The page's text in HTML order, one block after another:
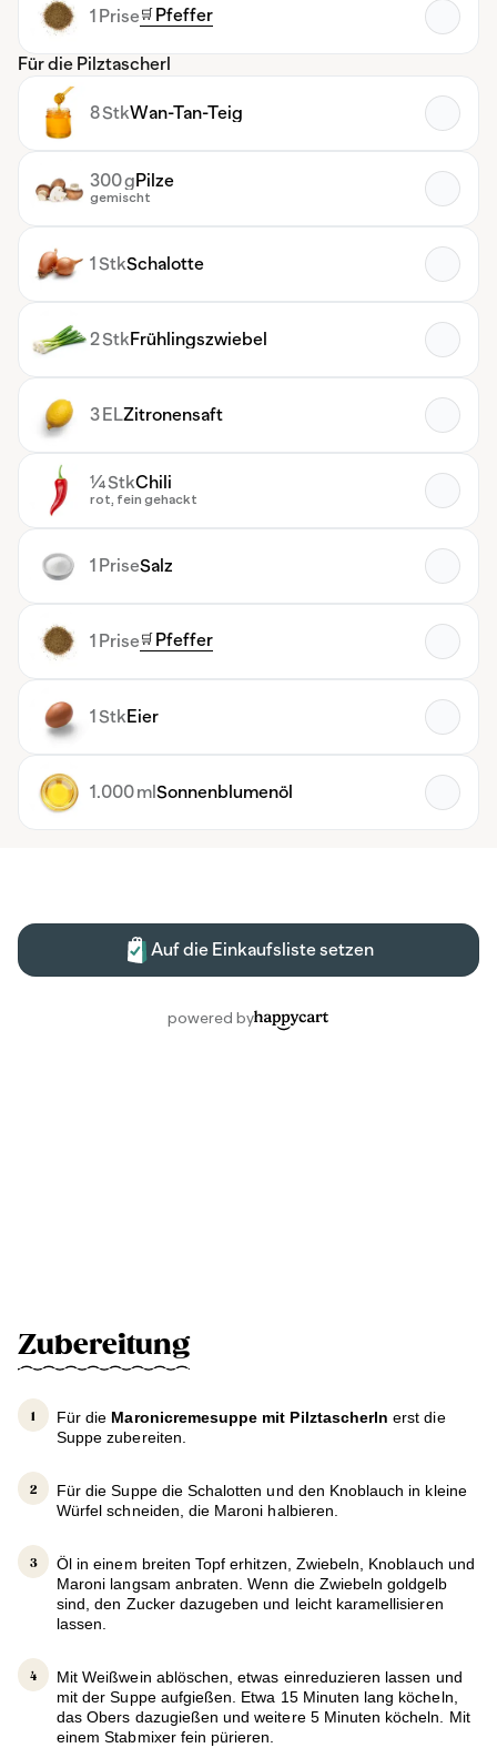
Zubereitung
Für die Maronicremesuppe mit Pilztascherln erst die
Suppe zubereiten.
Für die Suppe die Schalotten und den Knoblauch in kleine
Würfel schneiden, die Maroni halbieren.
Öl in einem breiten Topf erhitzen, Zwiebeln, Knoblauch und
Maroni langsam anbraten. Wenn die Zwiebeln goldgelb
sind, den Zucker dazugeben und leicht karamellisieren
lassen.
Mit Weißwein ablöschen, etwas einreduzieren lassen und
mit der Suppe aufgießen. Etwa 15 Minuten lang köcheln,
das Obers dazugießen und weitere 5 Minuten köcheln. Mit
einem Stabmixer fein pürieren.